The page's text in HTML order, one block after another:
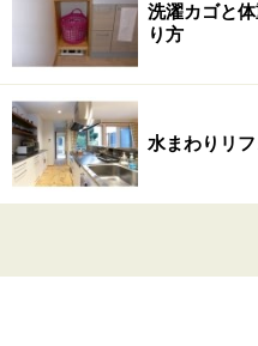
洗濯カゴと
り方
水まわりリ